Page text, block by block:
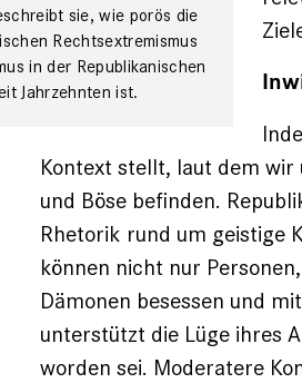
sie, wie porös die
Rechtsextremismus
in der Republikanischen
Jahrzehnten ist.
Kontext stellt, laut dem
und Böse befinden.
Rhetorik rund um geistige
können nicht nur
Dämonen besessen und
unterstützt die Lüge ihres
worden sei. Moderatere